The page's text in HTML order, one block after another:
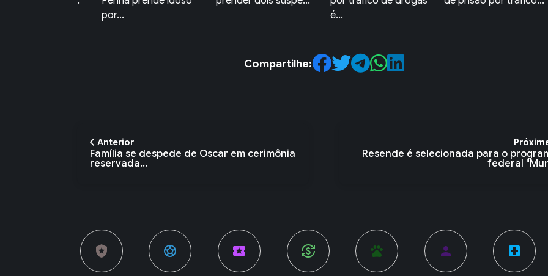
Compartilhe:
Anterior
Família se despede de Oscar em cerimônia
reservada...
Resende é selecionada para o
federal
sports_soccer local_activity currency_exchange pets person local_hospital account_balance